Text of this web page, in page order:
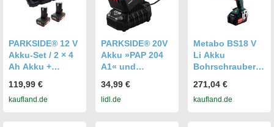
PARKSIDE® 12 V
Akku-Set / 2 × 4
Ah Akku +
Ladegerät
PDSLG 12
119,99 €
kaufland.de
PARKSIDE® 20V
Akku »PAP 204
A1« und
20 C3«
34,99 €
lidl.de
Metabo BS18 V
Li Akku
Bohrschrauber
LiIon Akkus und
Ladegerät
271,04 €
kaufland.de